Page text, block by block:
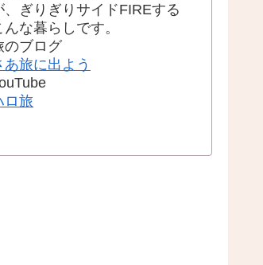
、ぎりぎりサイドFIREする
んな暮らしです。
ブログ
あ旅に出よう
ロ旅